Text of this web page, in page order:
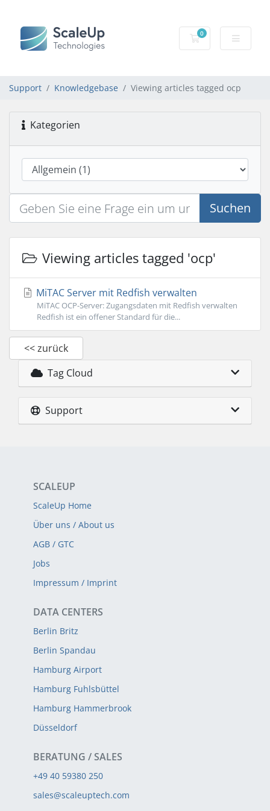
0
Mein Warenkorb
Support Knowledgebase Viewing articles tagged ocp
Kategorien
Suchen
Viewing articles tagged 'ocp'
MiTAC Server mit Redfish verwalten
MiTAC OCP-Server: Zugangsdaten mit Redfish verwalten
Redfish ist ein offener Standard für die...
<< zurück
Tag Cloud
Support
SCALEUP
ScaleUp Home
Über uns / About us
AGB / GTC
Jobs
Impressum / Imprint
DATA CENTERS
Berlin Britz
Berlin Spandau
Hamburg Airport
Hamburg Fuhlsbüttel
Hamburg Hammerbrook
Düsseldorf
BERATUNG / SALES
+49 40 59380 250
sales@scaleuptech.com